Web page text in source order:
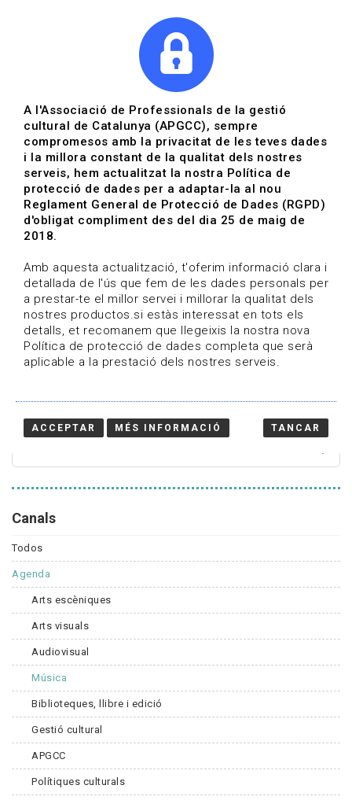
Actualitza't
Vols estar al dia?
HOME / BLOG
Estigues al dia
Convocatòries, activitats i notícies del sector de la
cultura.
Canals
Todos
Agenda
Arts escèniques
Arts visuals
Audiovisual
Música
Biblioteques, llibre i edició
Gestió cultural
APGCC
Polítiques culturals
A l'Associació de Professionals de la gestió
cultural de Catalunya (APGCC), sempre
compromesos amb la privacitat de les teves dades
i la millora constant de la qualitat dels nostres
serveis, hem actualitzat la nostra Política de
protecció de dades per a adaptar-la al nou
Reglament General de Protecció de Dades (RGPD)
d'obligat compliment des del dia 25 de maig de
2018.
Amb aquesta actualització, t'oferim informació clara i
detallada de l'ús que fem de les dades personals per
a prestar-te el millor servei i millorar la qualitat dels
nostres productos.si estàs interessat en tots els
detalls, et recomanem que llegeixis la nostra nova
Política de protecció de dades completa que serà
aplicable a la prestació dels nostres serveis.
ACCEPTAR MÉS INFORMACIÓ TANCAR